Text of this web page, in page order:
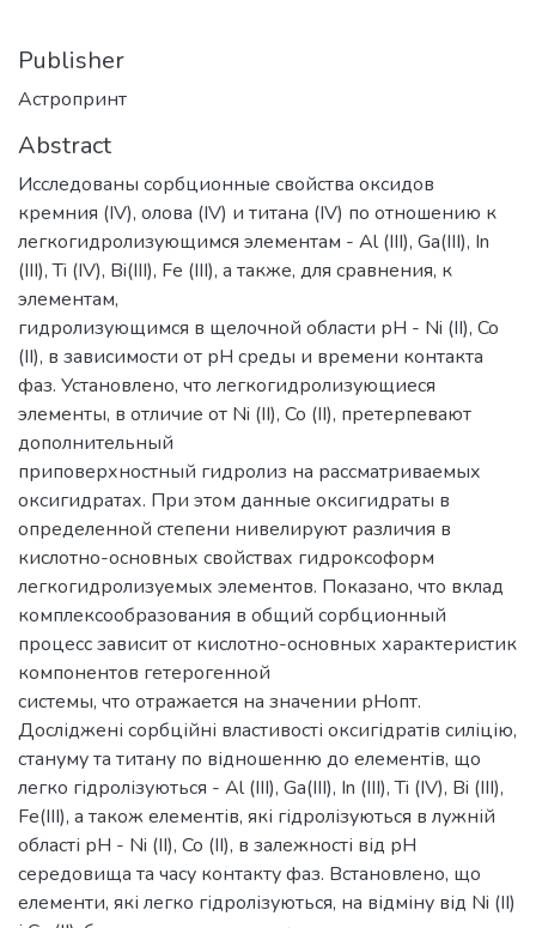
Publisher
Астропринт
Abstract
Исследованы сорбционные свойства оксидов
кремния (IV), олова (IV) и титана (IV) по отношению к
легкогидролизующимся элементам - Al (III), Ga(III), In
(III), Ti (IV), Bi(III), Fe (III), а также, для сравнения, к
элементам,
гидролизующимся в щелочной области рН - Ni (II), Co
(II), в зависимости от рН среды и времени контакта
фаз. Установлено, что легкогидролизующиеся
элементы, в отличие от Ni (II), Co (II), претерпевают
дополнительный
приповерхностный гидролиз на рассматриваемых
оксигидратах. При этом данные оксигидраты в
определенной степени нивелируют различия в
кислотно-основных свойствах гидроксоформ
легкогидролизуемых элементов. Показано, что вклад
комплексообразования в общий сорбционный
процесс зависит от кислотно-основных характеристик
компонентов гетерогенной
системы, что отражается на значении рНопт.
Досліджені сорбційні властивості оксигідратів силіцію,
стануму та титану по відношенню до елементів, що
легко гідролізуються - Al (III), Ga(III), In (III), Ti (IV), Bi (III),
Fe(III), а також елементів, які гідролізуються в лужній
області рН - Ni (II), Co (II), в залежності від рН
середовища та часу контакту фаз. Встановлено, що
елементи, які легко гідролізуються, на відміну від Ni (II)